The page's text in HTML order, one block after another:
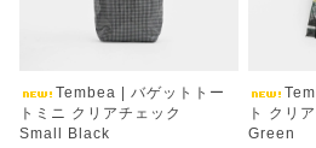
Tembea | バゲットトー
トミニ クリアチェック
Small Black
ト クリ
Green